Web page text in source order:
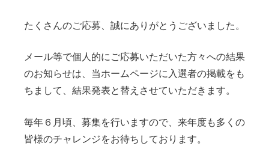
たくさんのご応募、誠にありがとうございました。
メール等で個人的にご応募いただいた方々への結果
のお知らせは、当ホームページに入選者の掲載をも
ちまして、結果発表と替えさせていただきます。
毎年６月頃、募集を行いますので、来年度も多くの
皆様のチャレンジをお待ちしております。